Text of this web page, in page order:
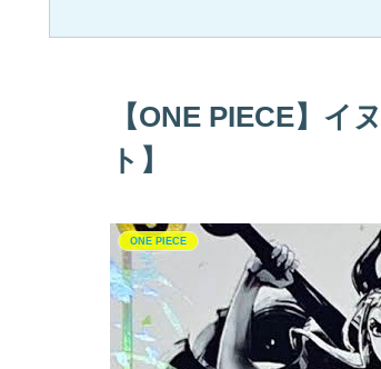
【ONE PIECE】イ
ト】
ONE PIECE